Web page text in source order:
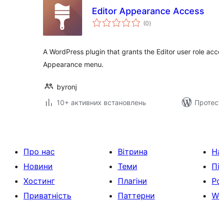
Editor Appearance Access
(0загальний
рейтинг
)
A WordPress plugin that grants the Editor user role
Appearance menu.
byronj
10+ активних встановлень
Про нас
Новини
Хостинг
Приватність
Вітрина
Теми
Плагіни
Паттерни